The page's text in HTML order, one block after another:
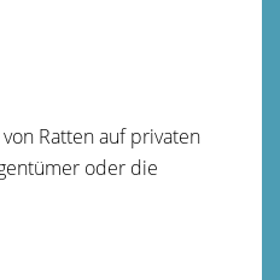
Ratten auf privaten
oder die